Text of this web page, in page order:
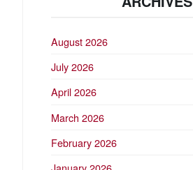
August 2026
July 2026
April 2026
March 2026
February 2026